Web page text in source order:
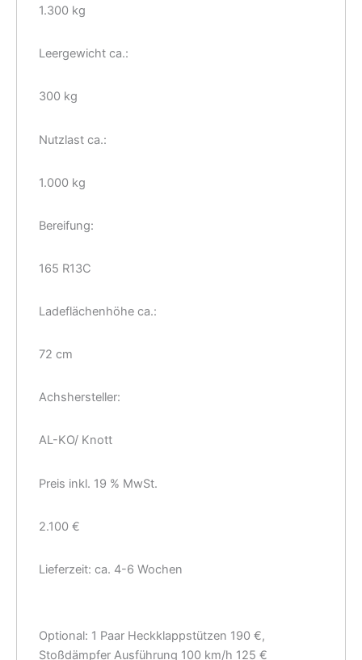
1.300 kg
Leergewicht ca.:
300 kg
Nutzlast ca.:
1.000 kg
Bereifung:
165 R13C
Ladeflächenhöhe ca.:
72 cm
Achshersteller:
AL-KO/ Knott
Preis inkl. 19 % MwSt.
2.100 €
Lieferzeit: ca. 4-6 Wochen
Optional: 1 Paar Heckklappstützen 190 €,
Stoßdämpfer Ausführung 100 km/h 125 €